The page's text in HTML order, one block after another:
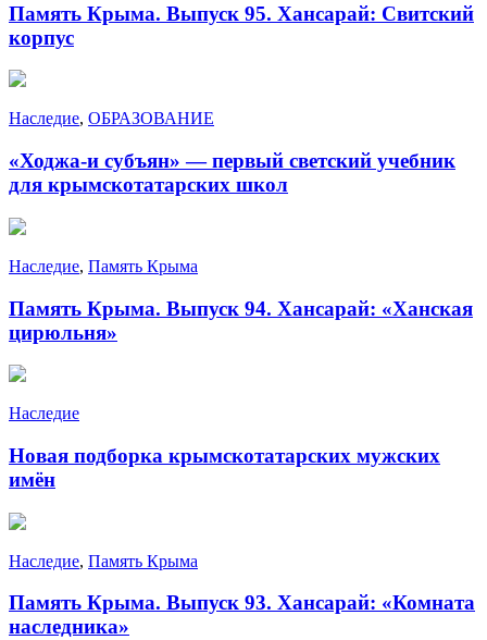
Память Крыма. Выпуск 95. Хансарай: Свитский
корпус
Наследие, ОБРАЗОВАНИЕ
«Ходжа-и субъян» — первый светский учебник
для крымскотатарских школ
Наследие, Память Крыма
Память Крыма. Выпуск 94. Хансарай: «Ханская
цирюльня»
Наследие
Новая подборка крымскотатарских мужских
имён
Наследие, Память Крыма
Память Крыма. Выпуск 93. Хансарай: «Комната
наследника»